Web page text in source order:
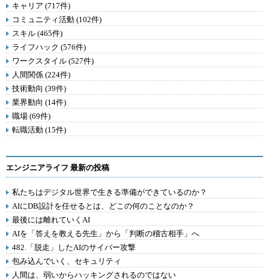
キャリア (717件)
コミュニティ活動 (102件)
スキル (465件)
ライフハック (576件)
ワークスタイル (527件)
人間関係 (224件)
技術動向 (39件)
業界動向 (14件)
職場 (69件)
転職活動 (15件)
エンジニアライフ 最新の投稿
私たちはデジタル世界で生きる準備ができているのか？
AIにDB設計を任せるとは、どこの何のことなのか？
最後には離れていくAI
AIを「答えを教える先生」から「判断の稽古相手」へ
482.「脱走」したAIのサイバー攻撃
包み込んでいく、セキュリティ
人間は、弱いからハッキングされるのではない